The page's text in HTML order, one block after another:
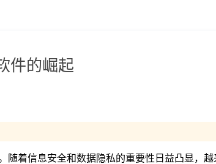
件的崛起
随着信息安全和数据隐私的重要性日益凸显，越